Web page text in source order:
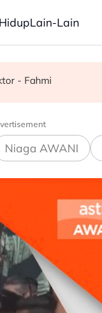
Lain-Lain
- Fahmi
Niaga AWANI